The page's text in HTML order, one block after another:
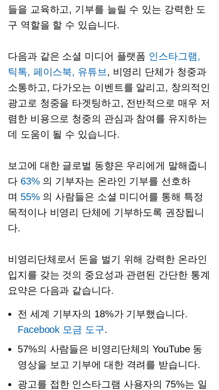
들을 교육하고, 기부를 늘릴 수 있는 강력한 도
구 역할을 할 수 있습니다.
다음과 같은 소셜 미디어 플랫폼 인스타그램,
틱톡, 페이스북, 유튜브, 비영리 단체가 청중과
소통하고, 다가오는 이벤트를 알리고, 창의적인
광고로 청중을 타겟팅하고, 전반적으로 매우 저
렴한 비용으로 청중의 관심과 참여를 유지하는
데 도움이 될 수 있습니다.
보고에 대한 글로벌 동향은 우리에게 말해줍니
다 63% 의 기부자는 온라인 기부를 선호하
며 55% 의 사람들은 소셜 미디어를 통해 특정
목적이나 비영리 단체에 기부하도록 권장됩니
다.
비영리단체로서 돈을 벌기 위해 강력한 온라인
입지를 갖는 것의 중요성과 관련된 간단한 통계
요약은 다음과 같습니다.
전 세계 기부자의 18%가 기부했습니다.
Facebook 모금 도구.
57%의 사람들은 비영리단체의 YouTube 동
영상을 보고 기부에 대한 격려를 받습니다.
광고를 접한 인스타그램 사용자의 75%는 일